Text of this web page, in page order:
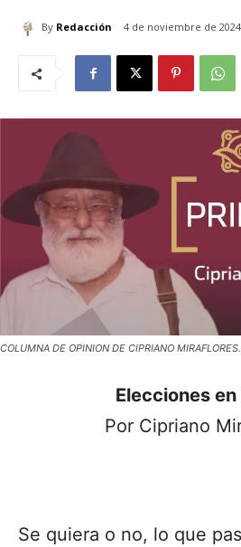
By Redacción 4 de noviembre de 2024
COLUMNA DE OPINION DE CIPRIANO
Elecciones en
Por Cipriano
Se quiera o no, lo que